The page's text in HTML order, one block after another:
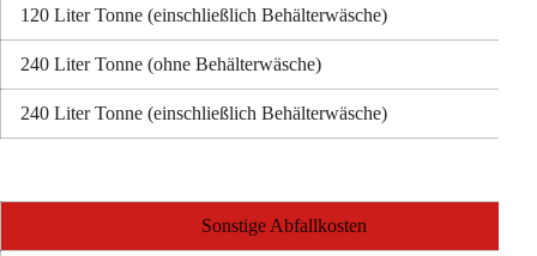
120 Liter Tonne (einschließlich Behälterwäsche)
240 Liter Tonne (ohne Behälterwäsche)
240 Liter Tonne (einschließlich Behälterwäsche)
Sonstige Abfallkosten